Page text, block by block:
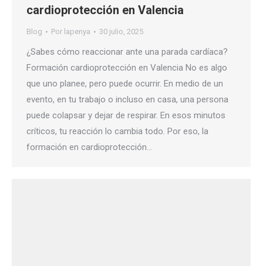
cardioprotección en Valencia
Blog Por lapenya 30 julio, 2025
¿Sabes cómo reaccionar ante una parada cardíaca?
Formación cardioprotección en Valencia No es algo
que uno planee, pero puede ocurrir. En medio de un
evento, en tu trabajo o incluso en casa, una persona
puede colapsar y dejar de respirar. En esos minutos
críticos, tu reacción lo cambia todo. Por eso, la
formación en cardioprotección…